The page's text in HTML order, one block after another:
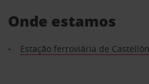
Onde estamos
Estação ferroviária de Castellón